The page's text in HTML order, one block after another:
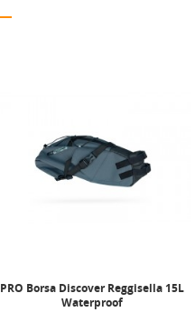
PRO Borsa Discover Reggisella 15L
Waterproof